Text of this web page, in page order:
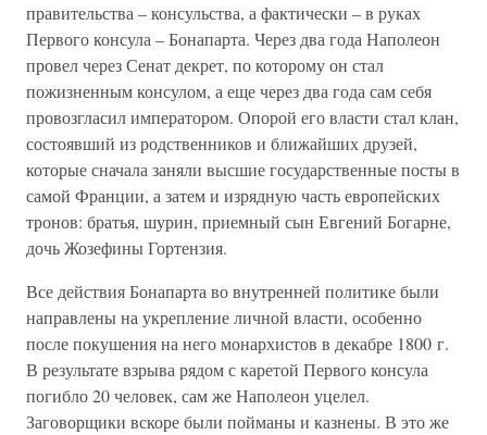
правительства – консульства, а фактически – в руках
Первого консула – Бонапарта. Через два года Наполеон
провел через Сенат декрет, по которому он стал
пожизненным консулом, а еще через два года сам себя
провозгласил императором. Опорой его власти стал клан,
состоявший из родственников и ближайших друзей,
которые сначала заняли высшие государственные посты в
самой Франции, а затем и изрядную часть европейских
тронов: братья, шурин, приемный сын Евгений Богарне,
дочь Жозефины Гортензия.
Все действия Бонапарта во внутренней политике были
направлены на укрепление личной власти, особенно
после покушения на него монархистов в декабре 1800 г.
В результате взрыва рядом с каретой Первого консула
погибло 20 человек, сам же Наполеон уцелел.
Заговорщики вскоре были пойманы и казнены. В это же